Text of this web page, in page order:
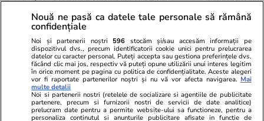
făcut angajatul său la nuntă și l-a
dat afară imediat: „Nu am niciun
respect pentru tine”
când aleg
Lifestyle 01 aug.
Nouă ne pasă ca datele tale personale să rămână
confidențiale
Noi și partenerii noștri 596 stocăm și/sau accesăm informații pe
dispozitivul dvs., precum identificatorii cookie unici pentru prelucrarea
datelor cu caracter personal. Puteți accepta sau gestiona preferințele dvs.
făcând clic mai jos, respectiv vă puteți opune utilizării unui interes legitim
în orice moment pe pagina cu politica de confidențialitate. Aceste alegeri
vor fi raportate partenerilor noștri și nu vă vor afecta navigarea. Mai
multe detalii
Noi si partenerii nostri (retelele de socializare si agentiile de publicitate
partenere, precum si furnizorii nostri de servicii de date analitice)
prelucram date pentru a permite website-ului sa functioneze, pentru a
personaliza continutul si anunturile publicitare afisate in functie de